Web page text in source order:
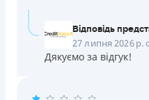
ОТРИМАТИ
Відповідь
27 липня 2026 р.
Дякуємо за відгук!